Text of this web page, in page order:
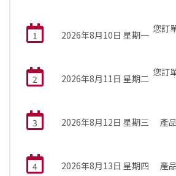
1 2026年8月10日 星期一
您訂
2 2026年8月11日 星期二
您訂
3 2026年8月12日 星期三 產
4 2026年8月13日 星期四 產